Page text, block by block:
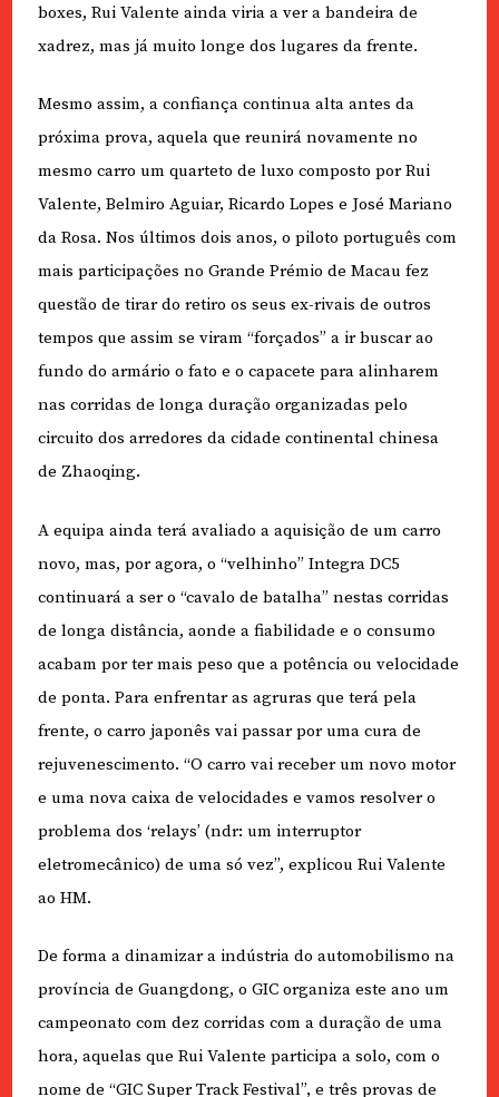
boxes, Rui Valente ainda viria a ver a bandeira de
xadrez, mas já muito longe dos lugares da frente.
Mesmo assim, a confiança continua alta antes da
próxima prova, aquela que reunirá novamente no
mesmo carro um quarteto de luxo composto por Rui
Valente, Belmiro Aguiar, Ricardo Lopes e José Mariano
da Rosa. Nos últimos dois anos, o piloto português com
mais participações no Grande Prémio de Macau fez
questão de tirar do retiro os seus ex-rivais de outros
tempos que assim se viram “forçados” a ir buscar ao
fundo do armário o fato e o capacete para alinharem
nas corridas de longa duração organizadas pelo
circuito dos arredores da cidade continental chinesa
de Zhaoqing.
A equipa ainda terá avaliado a aquisição de um carro
novo, mas, por agora, o “velhinho” Integra DC5
continuará a ser o “cavalo de batalha” nestas corridas
de longa distância, aonde a fiabilidade e o consumo
acabam por ter mais peso que a potência ou velocidade
de ponta. Para enfrentar as agruras que terá pela
frente, o carro japonês vai passar por uma cura de
rejuvenescimento. “O carro vai receber um novo motor
e uma nova caixa de velocidades e vamos resolver o
problema dos ‘relays’ (ndr: um interruptor
eletromecânico) de uma só vez”, explicou Rui Valente
ao HM.
De forma a dinamizar a indústria do automobilismo na
província de Guangdong, o GIC organiza este ano um
campeonato com dez corridas com a duração de uma
hora, aquelas que Rui Valente participa a solo, com o
nome de “GIC Super Track Festival”, e três provas de